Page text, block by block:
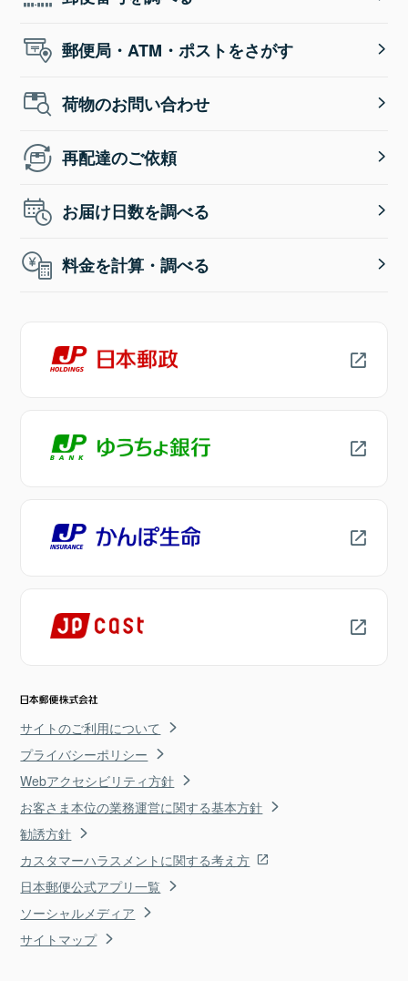
郵便局・ATM・ポストをさがす
荷物のお問い合わせ
再配達のご依頼
お届け日数を調べる
料金を計算・調べる
サイトのご利用について
プライバシーポリシー
Webアクセシビリティ方針
お客さま本位の業務運営に関する基本方針
勧誘方針
カスタマーハラスメントに関する考え方
日本郵便公式アプリ一覧
ソーシャルメディア
サイトマップ